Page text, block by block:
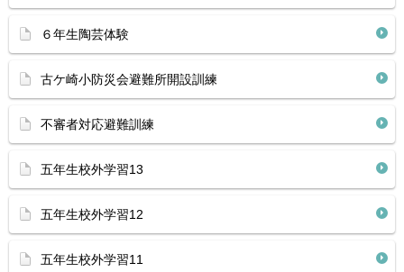
６年生陶芸体験
古ケ崎小防災会避難所開設訓練
不審者対応避難訓練
五年生校外学習13
五年生校外学習12
五年生校外学習11